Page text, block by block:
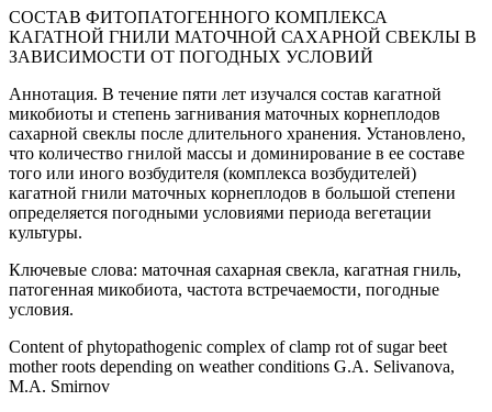
СОСТАВ ФИТОПАТОГЕННОГО КОМПЛЕКСА
КАГАТНОЙ ГНИЛИ МАТОЧНОЙ САХАРНОЙ СВЕКЛЫ В
ЗАВИСИМОСТИ ОТ ПОГОДНЫХ УСЛОВИЙ
Аннотация. В течение пяти лет изучался состав кагатной
микобиоты и степень загнивания маточных корнеплодов
сахарной свеклы после длительного хранения. Установлено,
что количество гнилой массы и доминирование в ее составе
того или иного возбудителя (комплекса возбудителей)
кагатной гнили маточных корнеплодов в большой степени
определяется погодными условиями периода вегетации
культуры.
Ключевые слова: маточная сахарная свекла, кагатная гниль,
патогенная микобиота, частота встречаемости, погодные
условия.
Content of phytopathogenic complex of clamp rot of sugar beet
mother roots depending on weather conditions G.A. Selivanova,
M.A. Smirnov